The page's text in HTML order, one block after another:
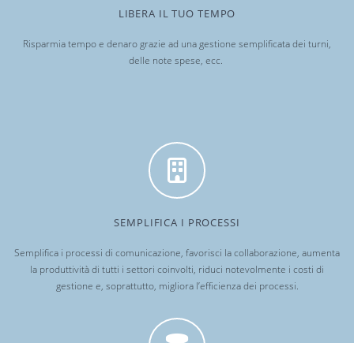
LIBERA IL TUO TEMPO
Risparmia tempo e denaro grazie ad una gestione semplificata dei turni,
delle note spese, ecc.
SEMPLIFICA I PROCESSI
Semplifica i processi di comunicazione, favorisci la collaborazione, aumenta
la produttività di tutti i settori coinvolti, riduci notevolmente i costi di
gestione e, soprattutto, migliora l’efficienza dei processi.